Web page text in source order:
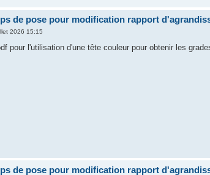
de pose pour modification rapport
2026 15:15
pour l'utilisation d'une tête couleur pour obtenir les
de pose pour modification rapport